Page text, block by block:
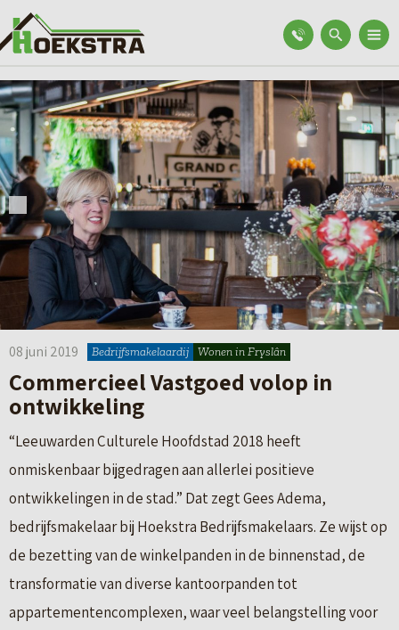
08 juni 2019 Bedrijfsmakelaardij Wonen in Fryslân
Commercieel Vastgoed volop in
ontwikkeling
“Leeuwarden Culturele Hoofdstad 2018 heeft
onmiskenbaar bijgedragen aan allerlei positieve
ontwikkelingen in de stad.” Dat zegt Gees Adema,
bedrijfsmakelaar bij Hoekstra Bedrijfsmakelaars. Ze wijst op
de bezetting van de winkelpanden in de binnenstad, de
transformatie van diverse kantoorpanden tot
appartementencomplexen, waar veel belangstelling voor